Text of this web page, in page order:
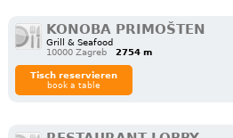
KONOBA PRIMOŠTEN
Grill & Seafood
10000 Zagreb
2754 m
Tisch reservieren
book a table